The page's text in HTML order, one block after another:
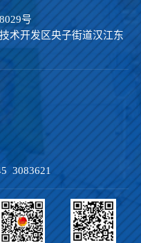
号
术开发区央子街道汉江东
3083621